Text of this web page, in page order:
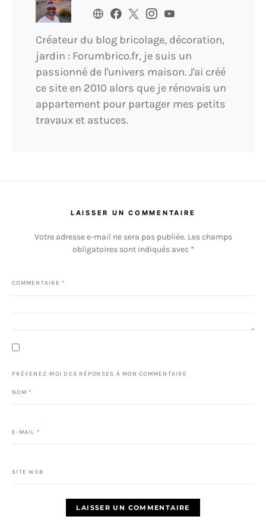
Créateur du blog bricolage, décoration,
jardin : Forumbrico.fr, je suis un
passionné de l'univers maison. J'ai créé
ce site en 2010 alors que je rénovais un
appartement pour partager mes petits
travaux et astuces.
LAISSER UN COMMENTAIRE
Votre adresse e-mail ne sera pas publiée. Les champs
obligatoires sont indiqués avec *
COMMENTAIRE *
PRÉVENEZ-MOI DES RÉPONSES À MON COMMENTAIRE
NOM *
E-MAIL *
SITE WEB